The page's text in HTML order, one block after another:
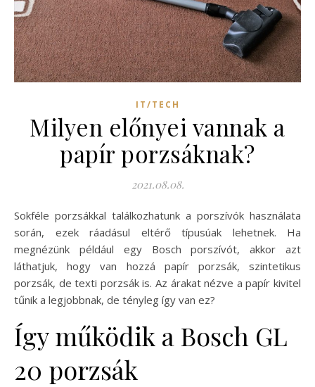
IT/TECH
Milyen előnyei vannak a
papír porzsáknak?
2021.08.08.
Sokféle porzsákkal találkozhatunk a porszívók használata
során, ezek ráadásul eltérő típusúak lehetnek. Ha
megnézünk például egy Bosch porszívót, akkor azt
láthatjuk, hogy van hozzá papír porzsák, szintetikus
porzsák, de texti porzsák is. Az árakat nézve a papír kivitel
tűnik a legjobbnak, de tényleg így van ez?
Így működik a Bosch GL
20 porzsák